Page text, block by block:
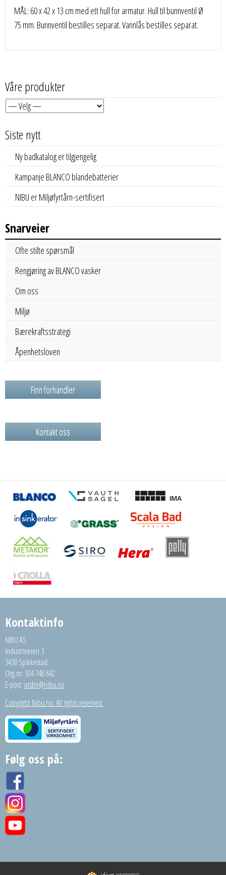
MÅL: 60 x 42 x 13 cm med ett hull for armatur. Hull til bunnventil Ø
75 mm. Bunnventil bestilles separat. Vannlås bestilles separat.
Våre produkter
Siste nytt
Ny badkatalog er tilgjengelig
Kampanje BLANCO blandebatterier
NIBU er Miljøfyrtårn-sertifisert
Snarveier
Ofte stilte spørsmål
Rengjøring av BLANCO vasker
Om oss
Miljø
Bærekraftsstrategi
Åpenhetsloven
Finn forhandler
Kontakt oss
Kontaktinfo
NIBU AS
Industriveien 3
3430 Spikkestad
Org.nr: 924 748 842
E-post: ordre@nibu.no
Copyright Nibu.no. All rights reserved.
Følg oss på: